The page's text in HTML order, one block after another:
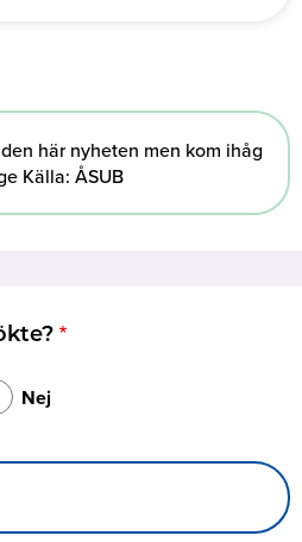
här nyheten men kom ihåg
Källa: ÅSUB
Nej